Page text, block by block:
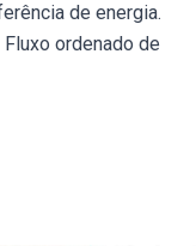
de energia.
ordenado de